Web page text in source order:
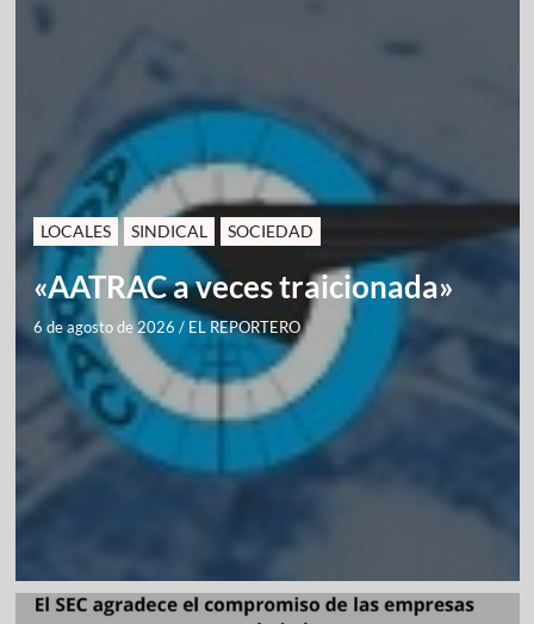
LOCALES SINDICAL SOCIEDAD
«AATRAC a veces traicionada»
6 de agosto de 2026 / EL REPORTERO